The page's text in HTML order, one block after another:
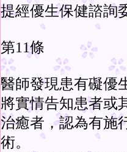
提經優生保健諮詢
第11條
醫師發現患有礙優
將實情告知患者或
治癒者，認為有施
術。